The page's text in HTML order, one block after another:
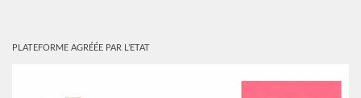
PLATEFORME AGRÉÉE PAR L’ETAT